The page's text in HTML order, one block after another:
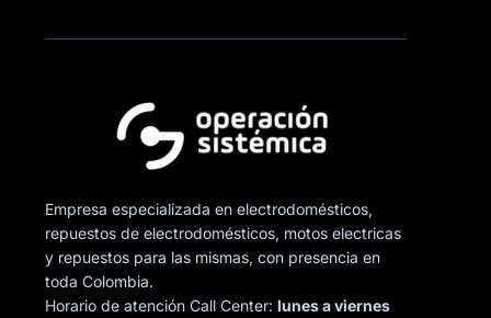
Empresa especializada en electrodomésticos,
repuestos de electrodomésticos, motos electricas
y repuestos para las mismas, con presencia en
toda Colombia.
Horario de atención Call Center:lunes a viernes